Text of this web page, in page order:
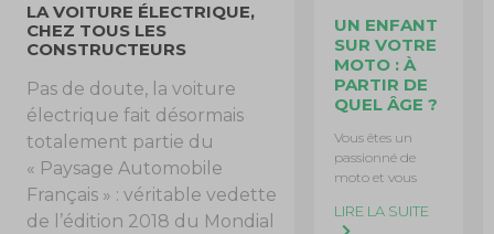
LA VOITURE ÉLECTRIQUE,
CHEZ TOUS LES
CONSTRUCTEURS
Pas de doute, la voiture
électrique fait désormais
totalement partie du
« Paysage Automobile
Français » : véritable vedette
de l’édition 2018 du Mondial
UN ENFANT
SUR VOTRE
MOTO : À
PARTIR DE
QUEL ÂGE ?
Vous êtes un
passionné de
moto et vous
LIRE LA SUITE